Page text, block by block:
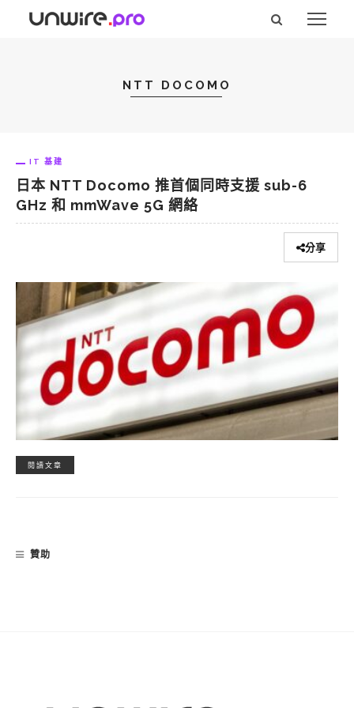
NTT DOCOMO
IT 基建
日本 NTT Docomo 推首個同時支援 sub-6
GHz 和 mmWave 5G 網絡
分享
閱讀文章
贊助